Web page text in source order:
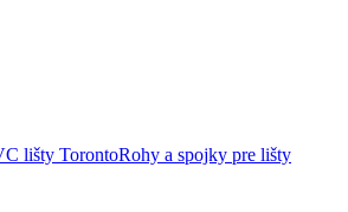
lišty TorontoRohy a spojky pre lišty